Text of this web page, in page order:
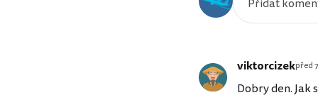
viktorcizekpřed
Dobry den.